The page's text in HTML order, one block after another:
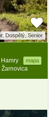
Dospělý, Senior
Hamry mapa
Žarnovica